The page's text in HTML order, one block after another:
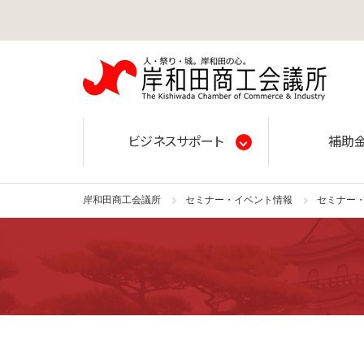
ビジネスサポート 補助
岸和田商工会議所 セミナー・イベント情報 セミナー